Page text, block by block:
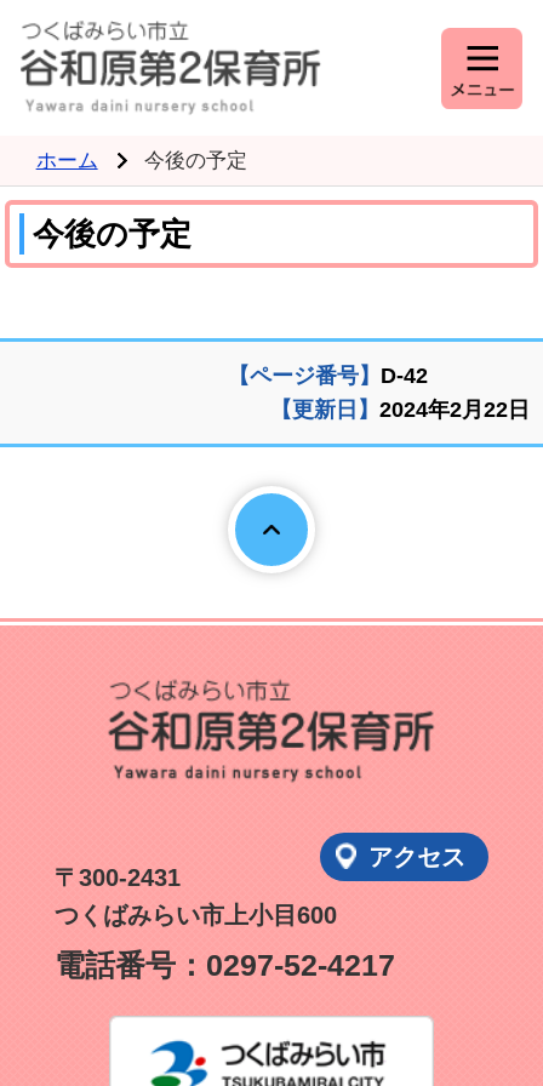
ホーム 今後の予定
今後の予定
【ページ番号】 D-42
【更新日】 2024年2月22日
〒300-2431
つくばみらい市上小目600
アクセス
電話番号： 0297-52-4217